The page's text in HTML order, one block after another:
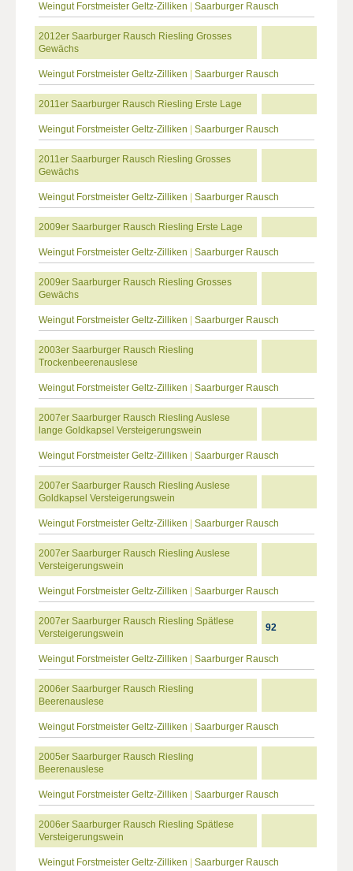
Weingut Forstmeister Geltz-Zilliken Saarburger Rausch
2012er Saarburger Rausch Riesling Grosses
Gewächs
Weingut Forstmeister Geltz-Zilliken Saarburger Rausch
2011er Saarburger Rausch Riesling Erste Lage
Weingut Forstmeister Geltz-Zilliken Saarburger Rausch
2011er Saarburger Rausch Riesling Grosses
Gewächs
Weingut Forstmeister Geltz-Zilliken Saarburger Rausch
2009er Saarburger Rausch Riesling Erste Lage
Weingut Forstmeister Geltz-Zilliken Saarburger Rausch
2009er Saarburger Rausch Riesling Grosses
Gewächs
Weingut Forstmeister Geltz-Zilliken Saarburger Rausch
2003er Saarburger Rausch Riesling
Trockenbeerenauslese
Weingut Forstmeister Geltz-Zilliken Saarburger Rausch
2007er Saarburger Rausch Riesling Auslese
lange Goldkapsel Versteigerungswein
Weingut Forstmeister Geltz-Zilliken Saarburger Rausch
2007er Saarburger Rausch Riesling Auslese
Goldkapsel Versteigerungswein
Weingut Forstmeister Geltz-Zilliken Saarburger Rausch
2007er Saarburger Rausch Riesling Auslese
Versteigerungswein
Weingut Forstmeister Geltz-Zilliken Saarburger Rausch
2007er Saarburger Rausch Riesling Spätlese
Versteigerungswein
92
Weingut Forstmeister Geltz-Zilliken Saarburger Rausch
2006er Saarburger Rausch Riesling
Beerenauslese
Weingut Forstmeister Geltz-Zilliken Saarburger Rausch
2005er Saarburger Rausch Riesling
Beerenauslese
Weingut Forstmeister Geltz-Zilliken Saarburger Rausch
2006er Saarburger Rausch Riesling Spätlese
Versteigerungswein
Weingut Forstmeister Geltz-Zilliken Saarburger Rausch